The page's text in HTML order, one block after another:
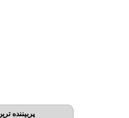
پربیننده ترین